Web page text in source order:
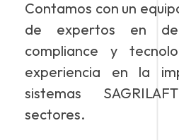
Contamos con un
de expertos en
compliance y
experiencia en la
sistemas
sectores.